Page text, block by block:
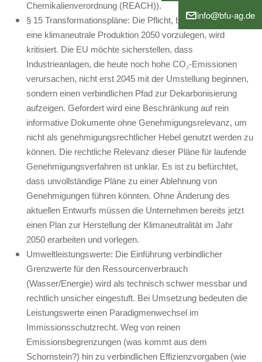
Chemikalienverordnung (REACH)).
§ 15 Transformationspläne: Die Pflicht, bis 2030 Pläne für
eine klimaneutrale Produktion 2050 vorzulegen, wird
kritisiert. Die EU möchte sicherstellen, dass
Industrieanlagen, die heute noch hohe CO₂-Emissionen
verursachen, nicht erst 2045 mit der Umstellung beginnen,
sondern einen verbindlichen Pfad zur Dekarbonisierung
aufzeigen. Gefordert wird eine Beschränkung auf rein
informative Dokumente ohne Genehmigungsrelevanz, um
nicht als genehmigungsrechtlicher Hebel genutzt werden zu
können. Die rechtliche Relevanz dieser Pläne für laufende
Genehmigungsverfahren ist unklar. Es ist zu befürchtet,
dass unvollständige Pläne zu einer Ablehnung von
Genehmigungen führen könnten. Ohne Änderung des
aktuellen Entwurfs müssen die Unternehmen bereits jetzt
einen Plan zur Herstellung der Klimaneutralität im Jahr
2050 erarbeiten und vorlegen.
Umweltleistungswerte: Die Einführung verbindlicher
Grenzwerte für den Ressourcenverbrauch
(Wasser/Energie) wird als technisch schwer messbar und
rechtlich unsicher eingestuft. Bei Umsetzung bedeuten die
Leistungswerte einen Paradigmenwechsel im
Immissionsschutzrecht. Weg von reinen
Emissionsbegrenzungen (was kommt aus dem
Schornstein?) hin zu verbindlichen Effizienzvorgaben (wie
info@bfu-ag.de